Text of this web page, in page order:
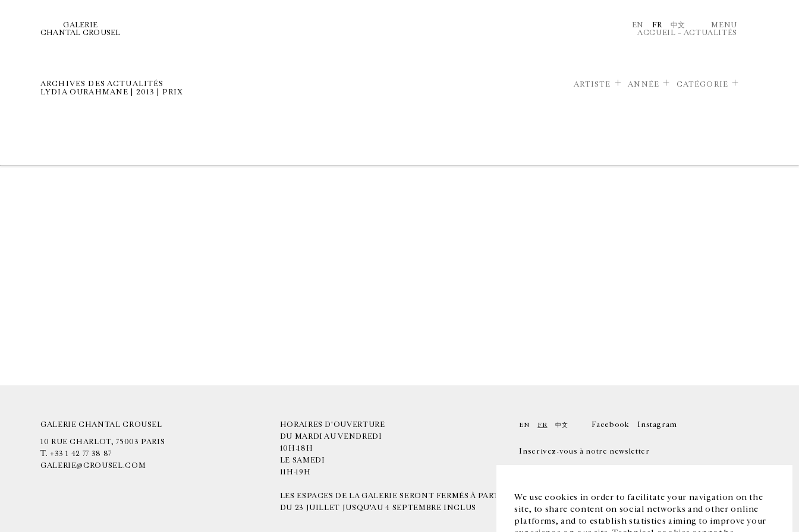
We use cookies in order to facilitate your navigation on the
site, to share content on social networks and other online
platforms, and to establish statistics aiming to improve your
GALERIE
CHANTAL CROUSEL
EN FR 中文
MENU
ACCUEIL – ACTUALITÉS
ARCHIVES DES ACTUALITÉS
LYDIA OURAHMANE | 2013 | PRIX
ARTISTE ANNÉE CATÉGORIE
GALERIE CHANTAL CROUSEL
10 RUE CHARLOT, 75003 PARIS
T. +33 1 42 77 38 87
GALERIE@CROUSEL.COM
HORAIRES D'OUVERTURE
DU MARDI AU VENDREDI
10H-18H
LE SAMEDI
11H-19H
LES ESPACES DE LA GALERIE SERONT FERMÉS À PARTIR
DU 23 JUILLET JUSQU'AU 4 SEPTEMBRE INCLUS
EN FR 中文 Facebook Instagram
Inscrivez-vous à notre newsletter